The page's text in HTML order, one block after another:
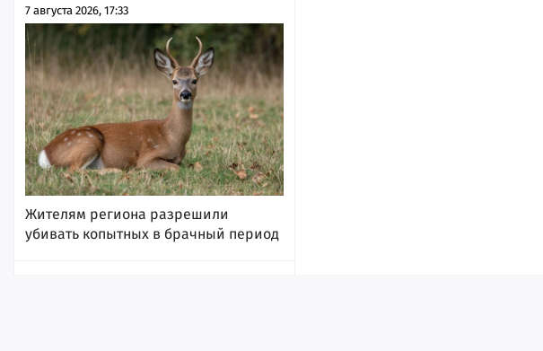
7 августа 2026, 17:33
Жителям региона разрешили
убивать копытных в брачный период